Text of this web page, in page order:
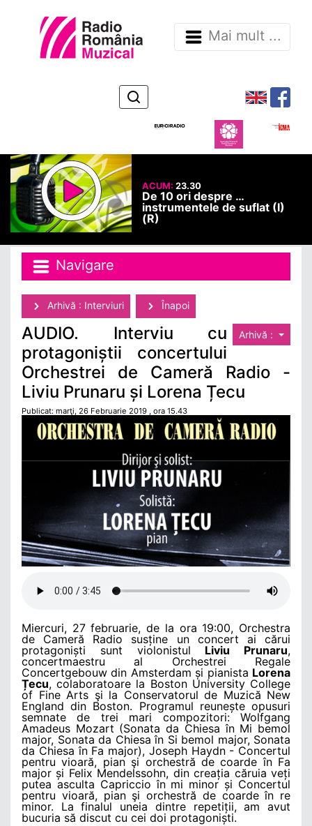
Mai mult ...
ACUM:23.30
De 10 ori despre …
instrumentele de suflat (I)
(R)
Navigare
Arhivă : Interviuri Înapoi
Arhivă :
AUDIO. Interviu cu
protagoniștii concertului
Orchestrei de Cameră Radio -
Liviu Prunaru și Lorena Țecu
Publicat: marţi, 26 Februarie 2019 , ora 15.43
Miercuri, 27 februarie, de la ora 19:00, Orchestra
de Cameră Radio susține un concert ai cărui
protagoniști sunt violonistul Liviu Prunaru,
concertmaestru al Orchestrei Regale
Concertgebouw din Amsterdam și pianista Lorena
Țecu, colaboratoare la Boston University College
of Fine Arts şi la Conservatorul de Muzică New
England din Boston. Programul reunește opusuri
semnate de trei mari compozitori: Wolfgang
Amadeus Mozart (Sonata da Chiesa în Mi bemol
major, Sonata da Chiesa în Si bemol major, Sonata
da Chiesa în Fa major), Joseph Haydn - Concertul
pentru vioară, pian şi orchestră de coarde în Fa
major și Felix Mendelssohn, din creația căruia veți
putea asculta Capriccio în mi minor și Concertul
pentru vioară, pian şi orchestră de coarde în re
minor. La finalul uneia dintre repetiții, am avut
bucuria să discut cu cei doi protagoniști.